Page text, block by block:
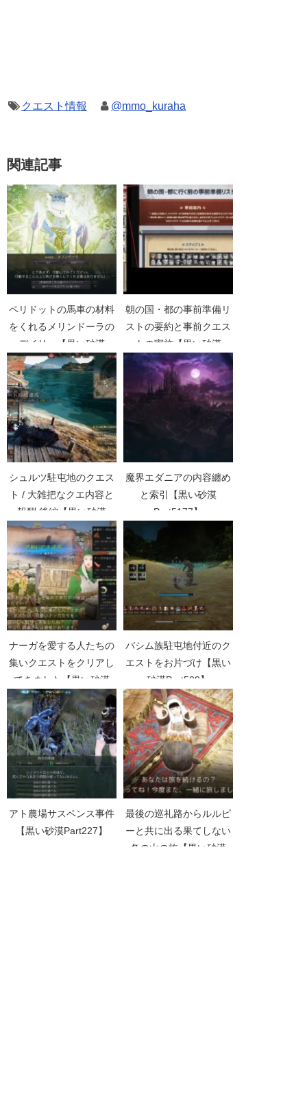
クエスト情報 @mmo_kuraha
関連記事
ペリドットの馬車の材料
をくれるメリンドーラの
デイリー【黒い砂漠
Part1606】
朝の国・都の事前準備リ
ストの要約と事前クエス
トの実施【黒い砂漠
Part4843】
シュルツ駐屯地のクエス
ト / 大雑把なクエ内容と
報酬 後編【黒い砂漠
Part1397】
魔界エダニアの内容纏め
と索引【黒い砂漠
Part5177】
ナーガを愛する人たちの
集いクエストをクリアし
てきました【黒い砂漠
Part2877】
バシム族駐屯地付近のク
エストをお片づけ【黒い
砂漠Part509】
アト農場サスペンス事件
【黒い砂漠Part227】
最後の巡礼路からルルピ
ーと共に出る果てしない
冬の山の旅【黒い砂漠